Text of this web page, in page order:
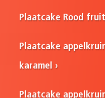
Plaatcake Rood fruit
Plaatcake
karamel
Plaatcake